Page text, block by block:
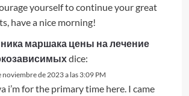
yourself to continue your great
have a nice morning!
маршака цены на лечение
dice:
noviembre de 2023 a las 3:09 PM
i’m for the primary time here. I came